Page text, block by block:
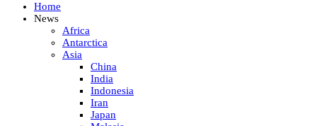
Home
News
Africa
Antarctica
Asia
China
India
Indonesia
Iran
Japan